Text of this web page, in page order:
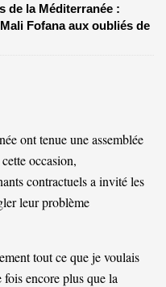
de la Méditerranée :
Fofana aux oubliés de
ont tenue une assemblée
occasion,
contractuels a invité les
leur problème
tout ce que je voulais
encore plus que la